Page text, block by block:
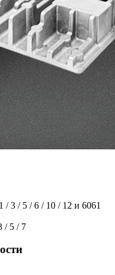
/ 3 / 5 / 6 / 10 / 12 и 6061
/ 5 / 7